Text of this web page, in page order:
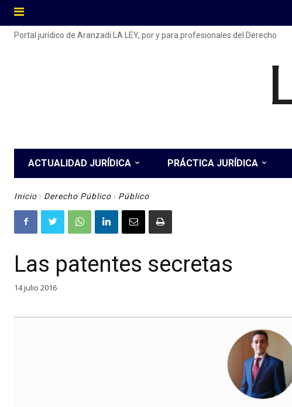
Portal jurídico de Aranzadi LA LEY, por y para profesionales del Derecho
ACTUALIDAD JURÍDICA PRÁCTICA JURÍDICA
Inicio Derecho Público Público
Las patentes secretas
14 julio 2016